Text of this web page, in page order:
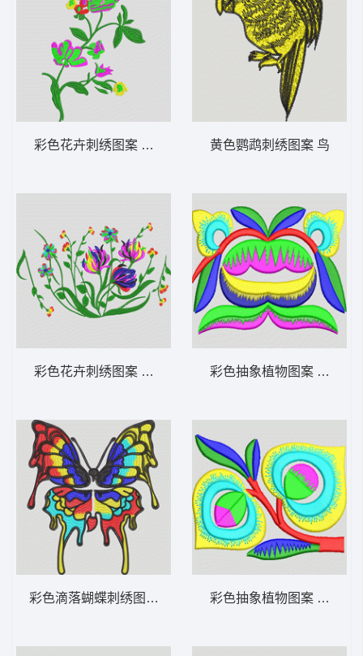
彩色花卉刺绣图案 靓花
彩色花卉刺绣图案 靓花
彩色滴落蝴蝶刺绣图案 蝴蝶
黄色鹦鹉刺绣图案 鸟
彩色抽象植物图案 简单花
彩色抽象植物图案 简单花